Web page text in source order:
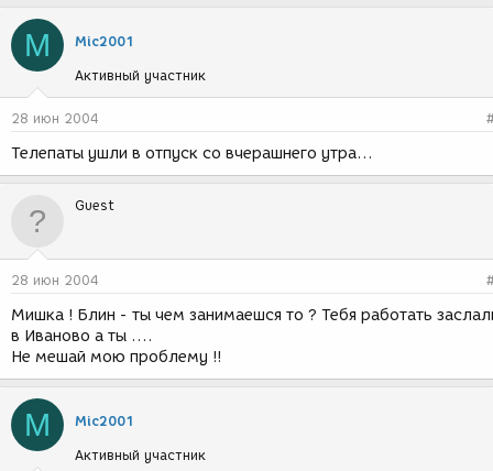
M Mic2001
Активный участник
28 июн 2004
Телепаты ушли в отпуск со вчерашнего утра...
Guest
28 июн 2004
Мишка ! Блин - ты чем занимаешся то ? Тебя работать
в Иваново а ты ....
Не мешай мою проблему !!
M Mic2001
Активный участник